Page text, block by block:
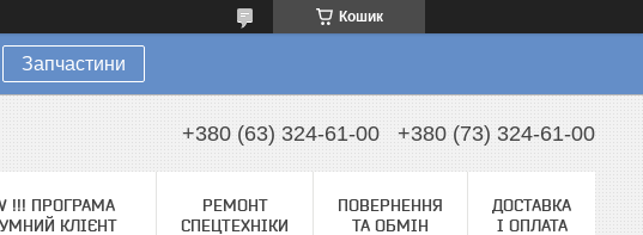
Кошик
Запчастини
+380 (63) 324-61-00 +380 (73) 324-61-00
!!! ПРОГРАМА
КЛІЄНТ
РЕМОНТ
СПЕЦТЕХНІКИ
ПОВЕРНЕННЯ
ТА ОБМІН
ДОСТАВКА
І ОПЛАТА